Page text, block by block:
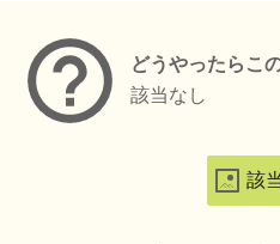
どうやったらこ
該当なし
該